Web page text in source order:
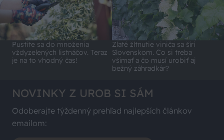
Pustite sa do množenia
vždyzelených listnáčov. Teraz
je na to vhodný čas!
Zlaté žltnutie viniča sa šíri
Slovenskom. Čo si treba
všímať a čo musí urobiť aj
bežný záhradkár?
NOVINKY Z UROB SI SÁM
Odoberajte týždenný prehľad najlepších článkov
emailom: